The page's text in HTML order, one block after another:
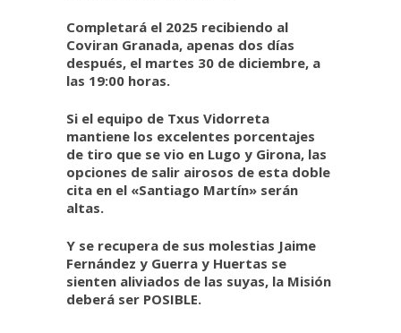
Completará el 2025 recibiendo al
Coviran Granada, apenas dos días
después, el martes 30 de diciembre, a
las 19:00 horas.
Si el equipo de Txus Vidorreta
mantiene los excelentes porcentajes
de tiro que se vio en Lugo y Girona, las
opciones de salir airosos de esta doble
cita en el «Santiago Martín» serán
altas.
Y se recupera de sus molestias Jaime
Fernández y Guerra y Huertas se
sienten aliviados de las suyas, la Misión
deberá ser POSIBLE.